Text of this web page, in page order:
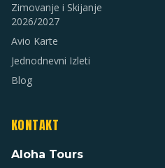
Zimovanje i Skijanje
2026/2027
Avio Karte
Jednodnevni Izleti
Blog
KONTAKT
Aloha Tours